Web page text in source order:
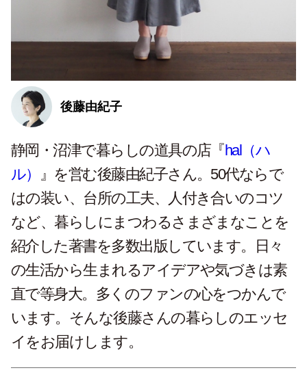
後藤由紀子
静岡・沼津で暮らしの道具の店『hal（ハ
ル） 』を営む後藤由紀子さん。50代ならで
はの装い、台所の工夫、人付き合いのコツ
など、暮らしにまつわるさまざまなことを
紹介した著書を多数出版しています。日々
の生活から生まれるアイデアや気づきは素
直で等身大。多くのファンの心をつかんで
います。そんな後藤さんの暮らしのエッセ
イをお届けします。